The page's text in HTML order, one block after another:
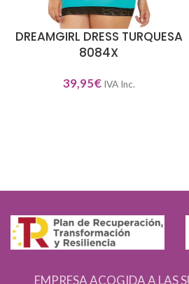
AÑADIR AL CARRITO
DREAMGIRL DRESS TURQUESA
8084X
39,95€ IVA Inc.
EMPRESA ACOGIDA A LAS